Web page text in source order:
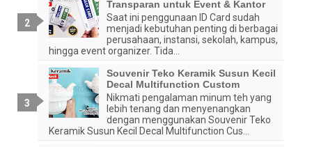
Transparan untuk Event & Kantor
Saat ini penggunaan ID Card sudah
menjadi kebutuhan penting di berbagai
perusahaan, instansi, sekolah, kampus,
hingga event organizer. Tida...
Souvenir Teko Keramik Susun Kecil
Decal Multifunction Custom
Nikmati pengalaman minum teh yang
lebih tenang dan menyenangkan
dengan menggunakan Souvenir Teko
Keramik Susun Kecil Decal Multifunction Cus...